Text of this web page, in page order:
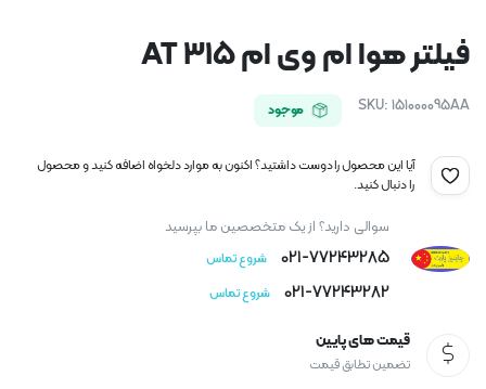
فیلتر هوا ام وی ام 315 AT
SKU: 151000095AA موجود
آیا این محصول را دوست داشتید؟ اکنون به موارد دلخواه اضافه کنید و محصول
را دنبال کنید.
سوالی دارید؟ از یک متخصصین ما بپرسید
021-77243285 شروع تماس
021-77243282 شروع تماس
قیمت های پایین
تضمین تطابق قیمت